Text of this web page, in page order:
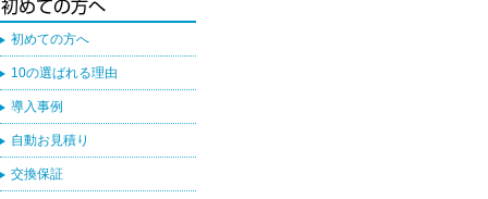
初めての方へ
10の選ばれる理由
導入事例
自動お見積り
交換保証